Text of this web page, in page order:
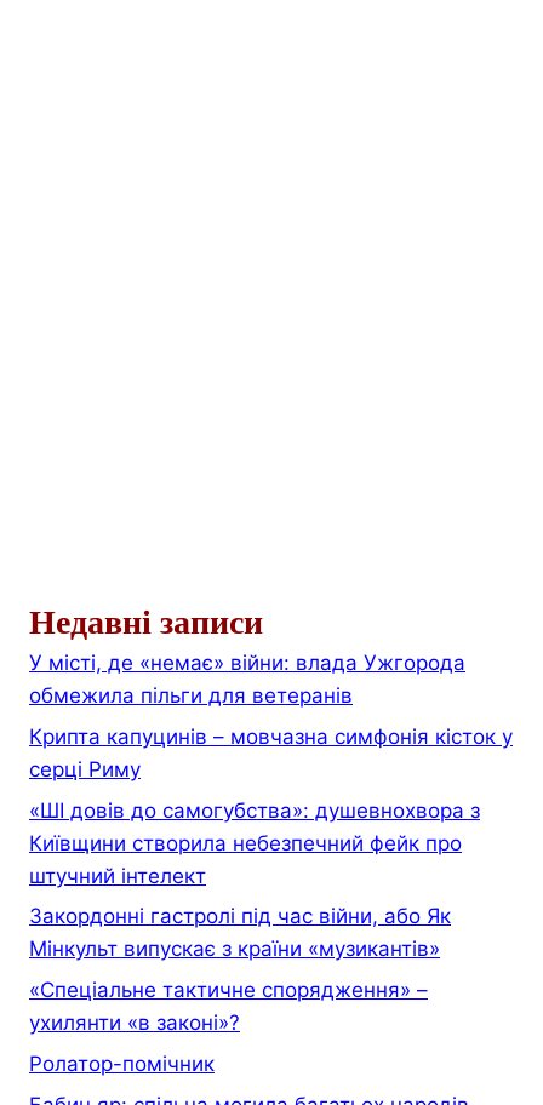
Недавні записи
У місті, де «немає» війни: влада Ужгорода
обмежила пільги для ветеранів
Крипта капуцинів – мовчазна симфонія кісток у
серці Риму
«ШІ довів до самогубства»: душевнохвора з
Київщини створила небезпечний фейк про
штучний інтелект
Закордонні гастролі під час війни, або Як
Мінкульт випускає з країни «музикантів»
«Спеціальне тактичне спорядження» –
ухилянти «в законі»?
Ролатор-помічник